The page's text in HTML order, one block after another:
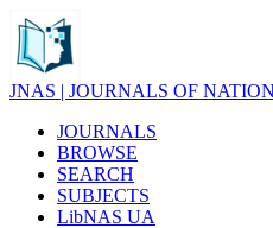
JNAS | JOURNALS OF
JOURNALS
BROWSE
SEARCH
SUBJECTS
LibNAS UA